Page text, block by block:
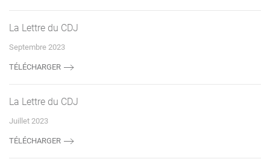
La Lettre du CDJ
Septembre 2023
TÉLÉCHARGER
La Lettre du CDJ
Juillet 2023
TÉLÉCHARGER